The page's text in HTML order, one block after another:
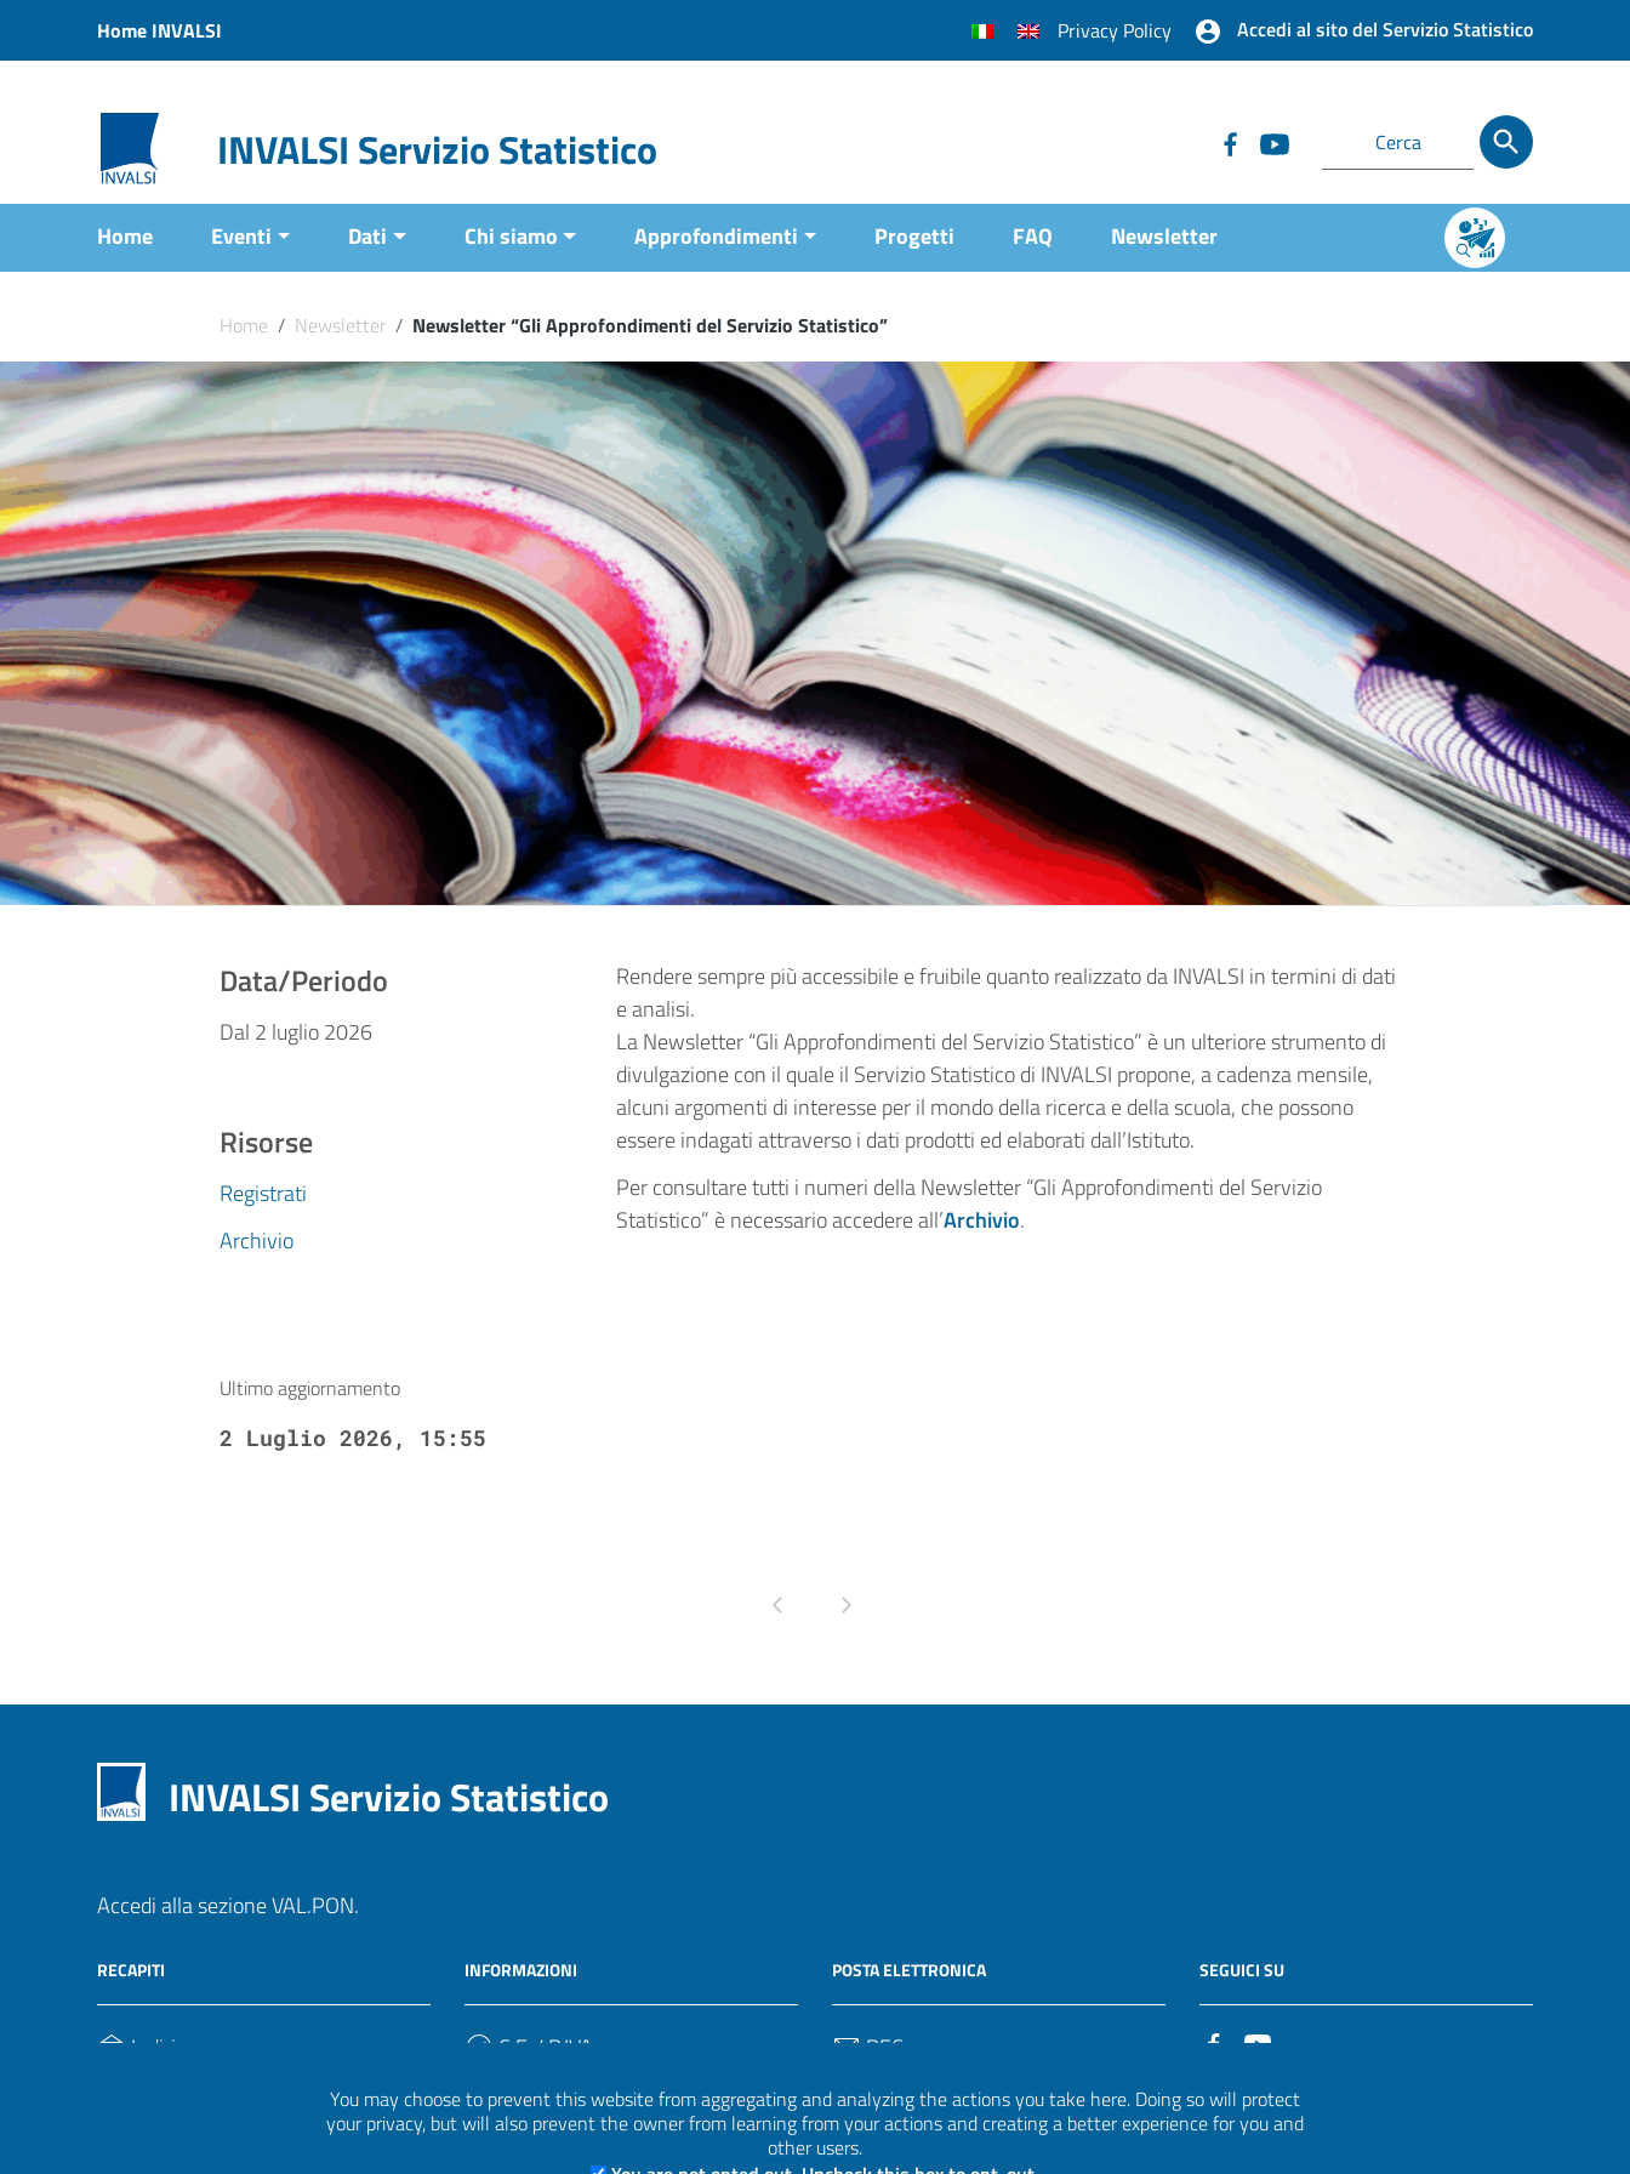
You may choose to prevent this website from aggregating and analyzing the actions you take here. Doing so will protect
your privacy, but will also prevent the owner from learning from your actions and creating a better experience for you and
other users.
Vai al menu di navigazione
Home INVALSI Privacy Policy Accedi al sito del Servizio Statistico
INVALSI Servizio Statistico
Home Eventi Dati Chi siamo Approfondimenti Progetti FAQ Newsletter
Home / Newsletter / Newsletter “Gli Approfondimenti del Servizio Statistico”
Data/Periodo
Dal 2 luglio 2026
Risorse
Registrati
Archivio
Rendere sempre più accessibile e fruibile quanto realizzato da INVALSI in termini di dati
e analisi.
La Newsletter “Gli Approfondimenti del Servizio Statistico” è un ulteriore strumento di
divulgazione con il quale il Servizio Statistico di INVALSI propone, a cadenza mensile,
alcuni argomenti di interesse per il mondo della ricerca e della scuola, che possono
essere indagati attraverso i dati prodotti ed elaborati dall’Istituto.
Per consultare tutti i numeri della Newsletter “Gli Approfondimenti del Servizio
Statistico” è necessario accedere all’Archivio.
Ultimo aggiornamento
2 Luglio 2026, 15:55
Pagina precedentePagina successiva
INVALSI Servizio Statistico
Accedi alla sezione VAL.PON.
RECAPITI
Indirizzo
INFORMAZIONI
C.F. / P.IVA
POSTA ELETTRONICA
PEC
Email
SEGUICI SU